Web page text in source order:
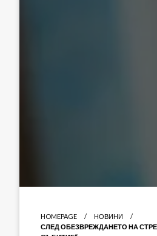
HOMEPAGE
НОВИНИ
СЛЕД ОБЕЗВРЕЖДАНЕТО НА